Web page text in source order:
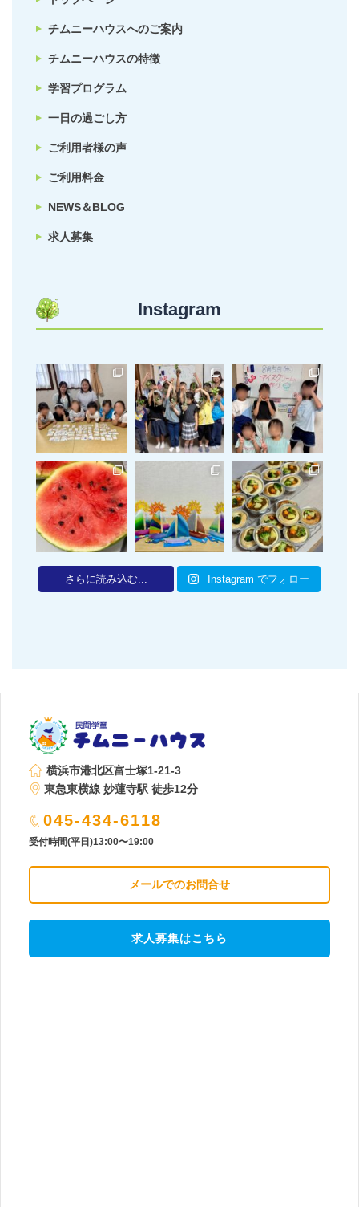
チムニーハウスへのご案内
チムニーハウスの特徴
学習プログラム
一日の過ごし方
ご利用者様の声
ご利用料金
NEWS＆BLOG
求人募集
Instagram
さらに読み込む... Instagram でフォロー
横浜市港北区富士塚1-21-3
東急東横線 妙蓮寺駅 徒歩12分
045-434-6118
受付時間(平日)13:00〜19:00
メールでのお問合せ
求人募集はこちら